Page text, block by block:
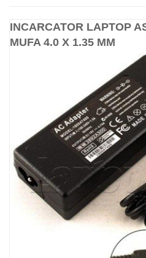
INCARCATOR LAPTOP
MUFA 4.0 X 1.35 MM